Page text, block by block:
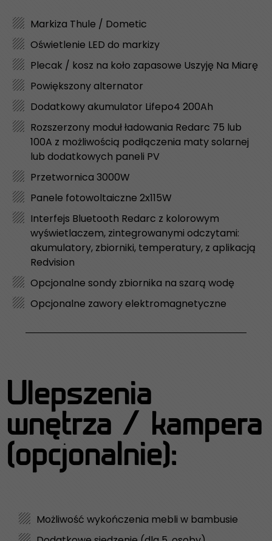
Markiza Thule / Dometic
Oświetlenie LED do markizy
Plecak / kosz na koło zapasowe Uszyję Na Miarę
Powiększony alternator
Dodatkowy akumulator Lifepo4 200Ah
Rozszerzony moduł ładowania Redarc 75 lub
100A z możliwością podłączenia maty solarnej
lub dodatkowych paneli PV
Przetwornica 3000W
Panele fotowoltaiczne 2x115W
Interfejs Bluetooth Redarc z kolorowym
wyświetlaczem, zintegrowanymi odczytami:
akumulatory, zbiorniki, temperatury, z aplikacją
Redvision
Opcjonalne sondy zbiornika na szarą wodę
Opcjonalne zawory elektromagnetyczne
Ulepszenia
wnętrza / kampera
(opcjonalnie):
Możliwość wykończenia mebli w bambusie